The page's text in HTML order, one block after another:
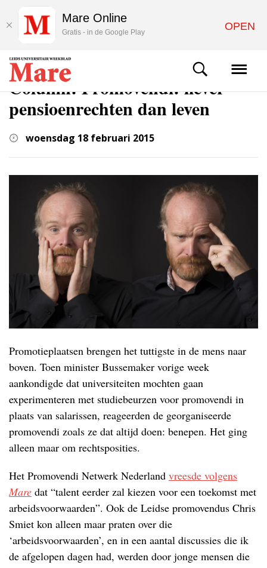
COLUMNS & OPINIE
Column: Promovendi: liever
pensioenrechten dan leven
woensdag 18 februari 2015
Promotieplaatsen brengen het tuttigste in de mens naar
boven. Toen minister Bussemaker vorige week
aankondigde dat universiteiten mochten gaan
experimenteren met studiebeurzen voor promovendi in
plaats van salarissen, reageerden de georganiseerde
promovendi zoals ze dat altijd doen: benepen. Het ging
alleen maar om rechtsposities.
Het Promovendi Netwerk Nederland vreesde volgens
Mare dat “talent eerder zal kiezen voor een toekomst met
arbeidsvoorwaarden”. Ook de Leidse promovendus Chris
Smiet kon alleen maar praten over die
‘arbeidsvoorwaarden’, en in een aantal discussies die ik
de afgelopen dagen had, werden door jonge mensen die
Mare Online
Gratis - in de Google Play OPEN